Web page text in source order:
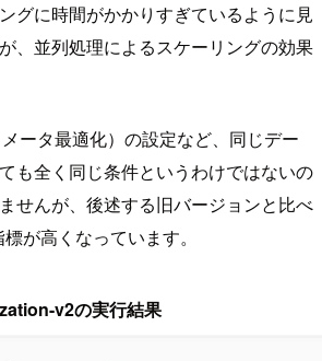
グに時間がかかりすぎているように見
、並列処理によるスケーリングの効果
ータ最適化）の設定など、同じデー
も全く同じ条件というわけではないの
せんが、後述する旧バージョンと比べ
が高くなっています。
v2の実行結果